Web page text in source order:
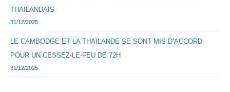
THAÏLANDAIS
31/12/2025
LE CAMBODGE ET LA THAÏLANDE SE SONT MIS D’ACCORD
POUR UN CESSEZ-LE-FEU DE 72H
31/12/2025